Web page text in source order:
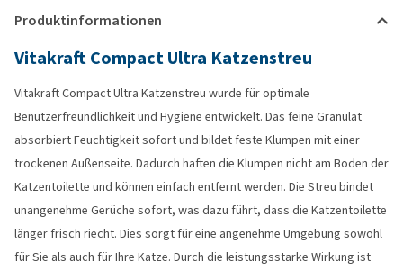
Produktinformationen
Vitakraft Compact Ultra Katzenstreu
Vitakraft Compact Ultra Katzenstreu wurde für optimale
Benutzerfreundlichkeit und Hygiene entwickelt. Das feine Granulat
absorbiert Feuchtigkeit sofort und bildet feste Klumpen mit einer
trockenen Außenseite. Dadurch haften die Klumpen nicht am Boden der
Katzentoilette und können einfach entfernt werden. Die Streu bindet
unangenehme Gerüche sofort, was dazu führt, dass die Katzentoilette
länger frisch riecht. Dies sorgt für eine angenehme Umgebung sowohl
für Sie als auch für Ihre Katze. Durch die leistungsstarke Wirkung ist